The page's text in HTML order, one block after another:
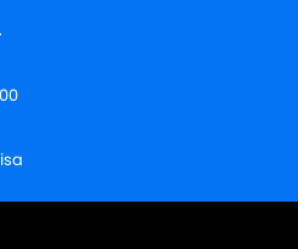
203 SM
215 SMALL